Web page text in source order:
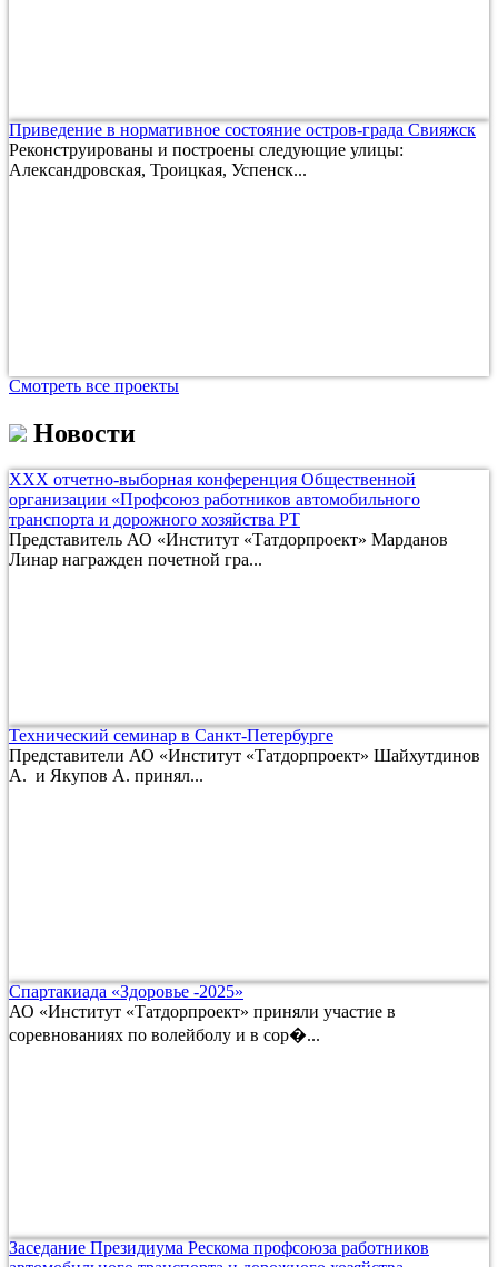
Приведение в нормативное состояние остров-града Свияжск
Реконструированы и построены следующие улицы:
Александровская, Троицкая, Успенск...
Смотреть все проекты
Новости
ХХХ отчетно-выборная конференция Общественной
организации «Профсоюз работников автомобильного
транспорта и дорожного хозяйства РТ
Представитель АО «Институт «Татдорпроект» Марданов
Линар награжден почетной гра...
Технический семинар в Санкт-Петербурге
Представители АО «Институт «Татдорпроект» Шайхутдинов
А. и Якупов А. принял...
Спартакиада «Здоровье -2025»
АО «Институт «Татдорпроект» приняли участие в
соревнованиях по волейболу и в сор�...
Заседание Президиума Рескома профсоюза работников